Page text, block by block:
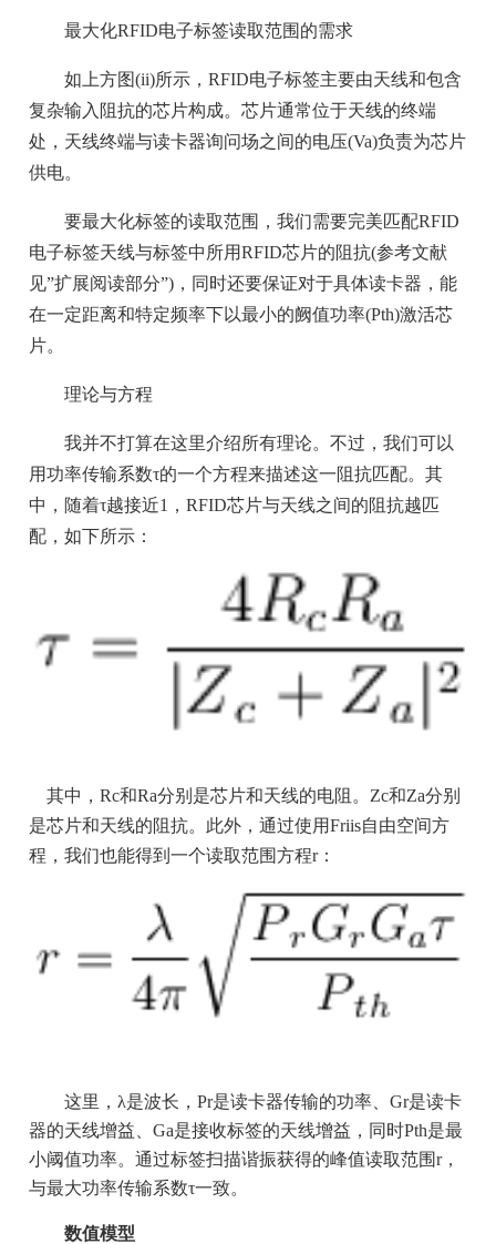
最大化RFID电子标签读取范围的需求
如上方图(ii)所示，RFID电子标签主要由天线和包含
复杂输入阻抗的芯片构成。芯片通常位于天线的终端
处，天线终端与读卡器询问场之间的电压(Va)负责为芯片
供电。
要最大化标签的读取范围，我们需要完美匹配RFID
电子标签天线与标签中所用RFID芯片的阻抗(参考文献
见”扩展阅读部分”)，同时还要保证对于具体读卡器，能
在一定距离和特定频率下以最小的阙值功率(Pth)激活芯
片。
理论与方程
我并不打算在这里介绍所有理论。不过，我们可以
用功率传输系数τ的一个方程来描述这一阻抗匹配。其
中，随着τ越接近1，RFID芯片与天线之间的阻抗越匹
配，如下所示：
其中，Rc和Ra分别是芯片和天线的电阻。Zc和Za分别
是芯片和天线的阻抗。此外，通过使用Friis自由空间方
程，我们也能得到一个读取范围方程r：
这里，λ是波长，Pr是读卡器传输的功率、Gr是读卡
器的天线增益、Ga是接收标签的天线增益，同时Pth是最
小阈值功率。通过标签扫描谐振获得的峰值读取范围r，
与最大功率传输系数τ一致。
数值模型